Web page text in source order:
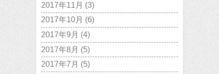
2017年11月 (3)
2017年10月 (6)
2017年9月 (4)
2017年8月 (5)
2017年7月 (5)